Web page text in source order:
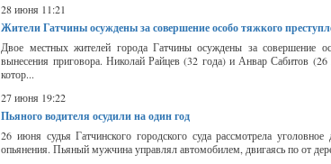
28 июня 11:21
Жители Гатчины осуждены за совершение особо тяжкого
Двое местных жителей города Гатчины осуждены за совершение
вынесения приговора. Николай Райцев (32 года) и Анвар Сабитов
котор...
27 июня 19:22
Пьяного водителя осудили на один год
26 июня судья Гатчинского городского суда рассмотрела
опьянения. Пьяный мужчина управлял автомобилем, двигаясь по от